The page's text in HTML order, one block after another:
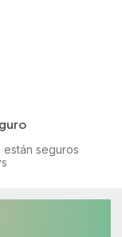
están seguros